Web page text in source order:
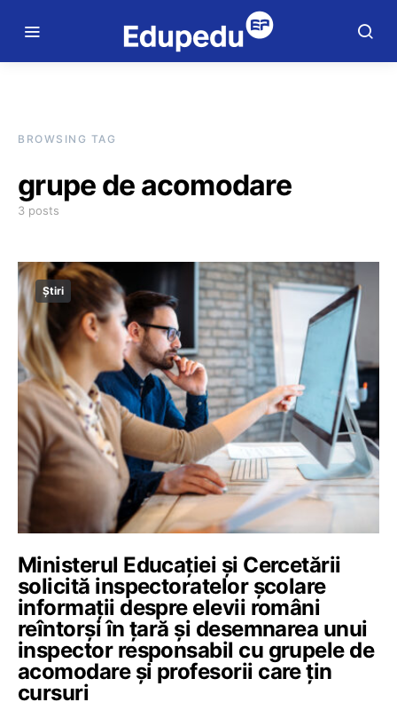
BROWSING TAG
grupe de acomodare
3 posts
Știri
Ministerul Educației și Cercetării
solicită inspectoratelor școlare
informații despre elevii români
reîntorși în țară și desemnarea unui
inspector responsabil cu grupele de
acomodare și profesorii care țin
cursuri